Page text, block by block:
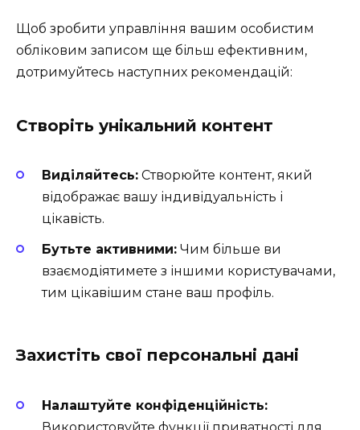
Щоб зробити управління вашим особистим
обліковим записом ще більш ефективним,
дотримуйтесь наступних рекомендацій:
Створіть унікальний контент
Виділяйтесь: Створюйте контент, який
відображає вашу індивідуальність і
цікавість.
Бутьте активними: Чим більше ви
взаємодіятимете з іншими користувачами,
тим цікавішим стане ваш профіль.
Захистіть свої персональні дані
Налаштуйте конфіденційність:
Використовуйте функції приватності для